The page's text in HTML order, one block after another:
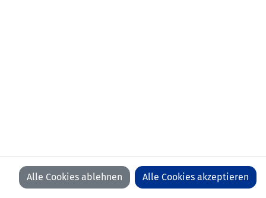
Alle Cookies ablehnen Alle Cookies akzeptieren